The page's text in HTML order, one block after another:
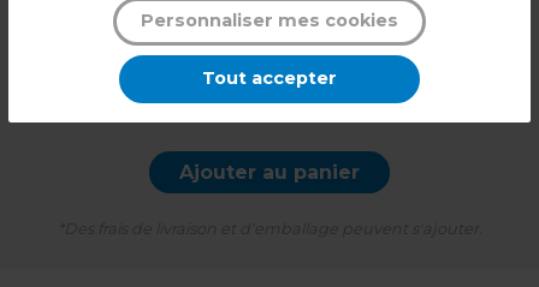
1,91€ TTC*
l'unité
Quantité - +
Ajouter au panier
Personnaliser mes cookies
Tout accepter